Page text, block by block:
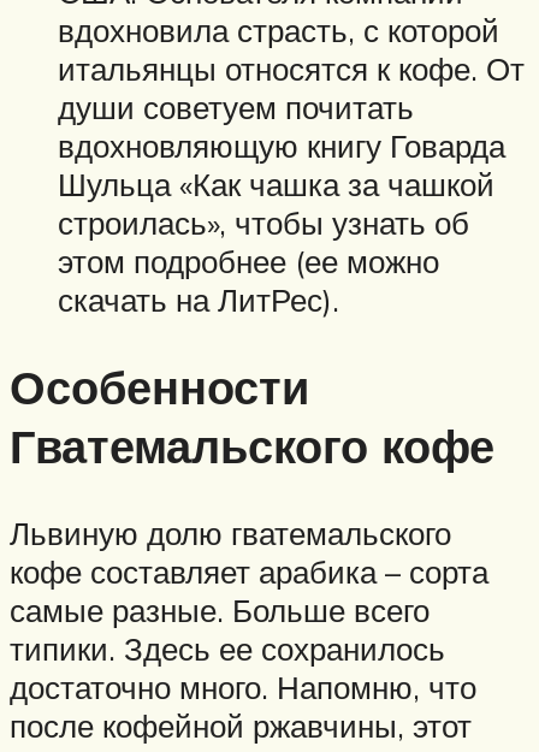
вдохновила страсть, с которой
итальянцы относятся к кофе. От
души советуем почитать
вдохновляющую книгу Говарда
Шульца «Как чашка за чашкой
строилась», чтобы узнать об
этом подробнее (ее можно
скачать на ЛитРес).
Особенности
Гватемальского кофе
Львиную долю гватемальского
кофе составляет арабика – сорта
самые разные. Больше всего
типики. Здесь ее сохранилось
достаточно много. Напомню, что
после кофейной ржавчины, этот